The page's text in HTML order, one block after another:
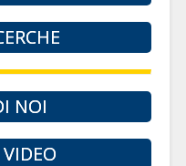
NOI